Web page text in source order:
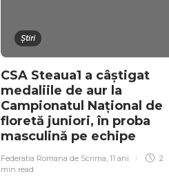
Știri
CSA Steaua1 a câștigat
medaliile de aur la
Campionatul Național de
floretă juniori, în proba
masculină pe echipe
Federatia Romana de Scrima, 11 ani
2
min read